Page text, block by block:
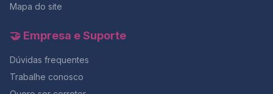
Mapa do site
🤝 Empresa e Suporte
Dúvidas frequentes
Trabalhe conosco